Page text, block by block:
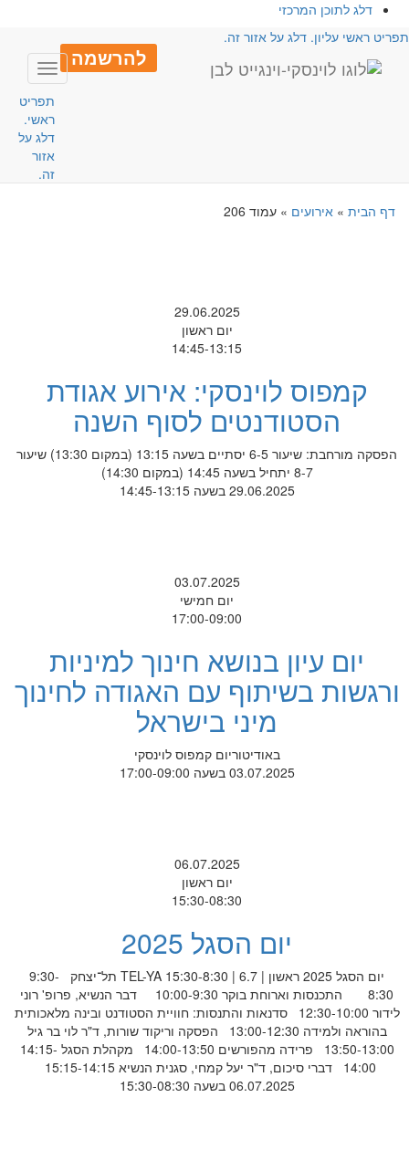
דלג לתוכן המרכזי
ראשי עליון. דלג על אזור זה.
להרשמה
Toggle
תפריט
ראשי.
דלג על
אזור
זה.
דף הבית» אירועים» עמוד 206
29.06.2025
יום ראשון
14:45-13:15
קמפוס לוינסקי: אירוע אגודת
הסטודנטים לסוף השנה
הפסקה מורחבת: שיעור 6-5 יסתיים בשעה 13:15 (במקום 13:30) שיעור
8-7 יתחיל בשעה 14:45 (במקום 14:30)
29.06.2025 בשעה 14:45-13:15
03.07.2025
יום חמישי
17:00-09:00
יום עיון בנושא חינוך למיניות
ורגשות בשיתוף עם האגודה לחינוך
מיני בישראל
באודיטוריום קמפוס לוינסקי
03.07.2025 בשעה 17:00-09:00
06.07.2025
יום ראשון
15:30-08:30
יום הסגל 2025
יום הסגל 2025 ראשון | 6.7 | 15:30-8:30 TEL-YA תל־יצחק 9:30-
8:30 התכנסות וארוחת בוקר 10:00-9:30 דבר הנשיא, פרופ' רוני
לידור 12:30-10:00 סדנאות והתנסות: חוויית הסטודנט ובינה מלאכותית
בהוראה ולמידה 13:00-12:30 הפסקה וריקוד שורות, ד"ר לוי בר גיל
13:50-13:00 פרידה מהפורשים 14:00-13:50 מקהלת הסגל 14:15-
14:00 דברי סיכום, ד"ר יעל קמחי, סגנית הנשיא 15:15-14:15
06.07.2025 בשעה 15:30-08:30